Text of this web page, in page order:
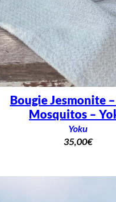
Bougie Jesmonite
Mosquitos –
Yoku
35,00€